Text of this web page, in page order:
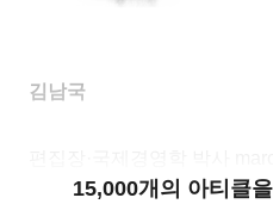
김남국
15,000개의 아티클